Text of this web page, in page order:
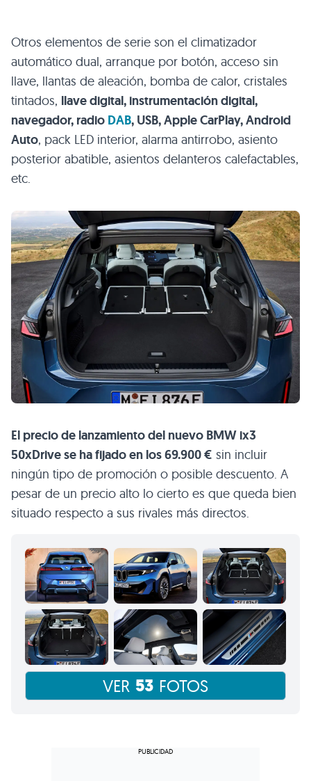
Otros elementos de serie son el climatizador
automático dual, arranque por botón, acceso sin
llave, llantas de aleación, bomba de calor, cristales
tintados, llave digital, instrumentación digital,
navegador, radio DAB, USB, Apple CarPlay, Android
Auto, pack LED interior, alarma antirrobo, asiento
posterior abatible, asientos delanteros calefactables,
etc.
El precio de lanzamiento del nuevo BMW ix3
50xDrive se ha fijado en los 69.900 € sin incluir
ningún tipo de promoción o posible descuento. A
pesar de un precio alto lo cierto es que queda bien
situado respecto a sus rivales más directos.
VER 53 FOTOS